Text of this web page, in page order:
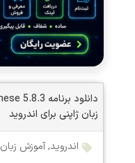
زبان ژاپنی برای اندروید
اندروید,آموزش زبان